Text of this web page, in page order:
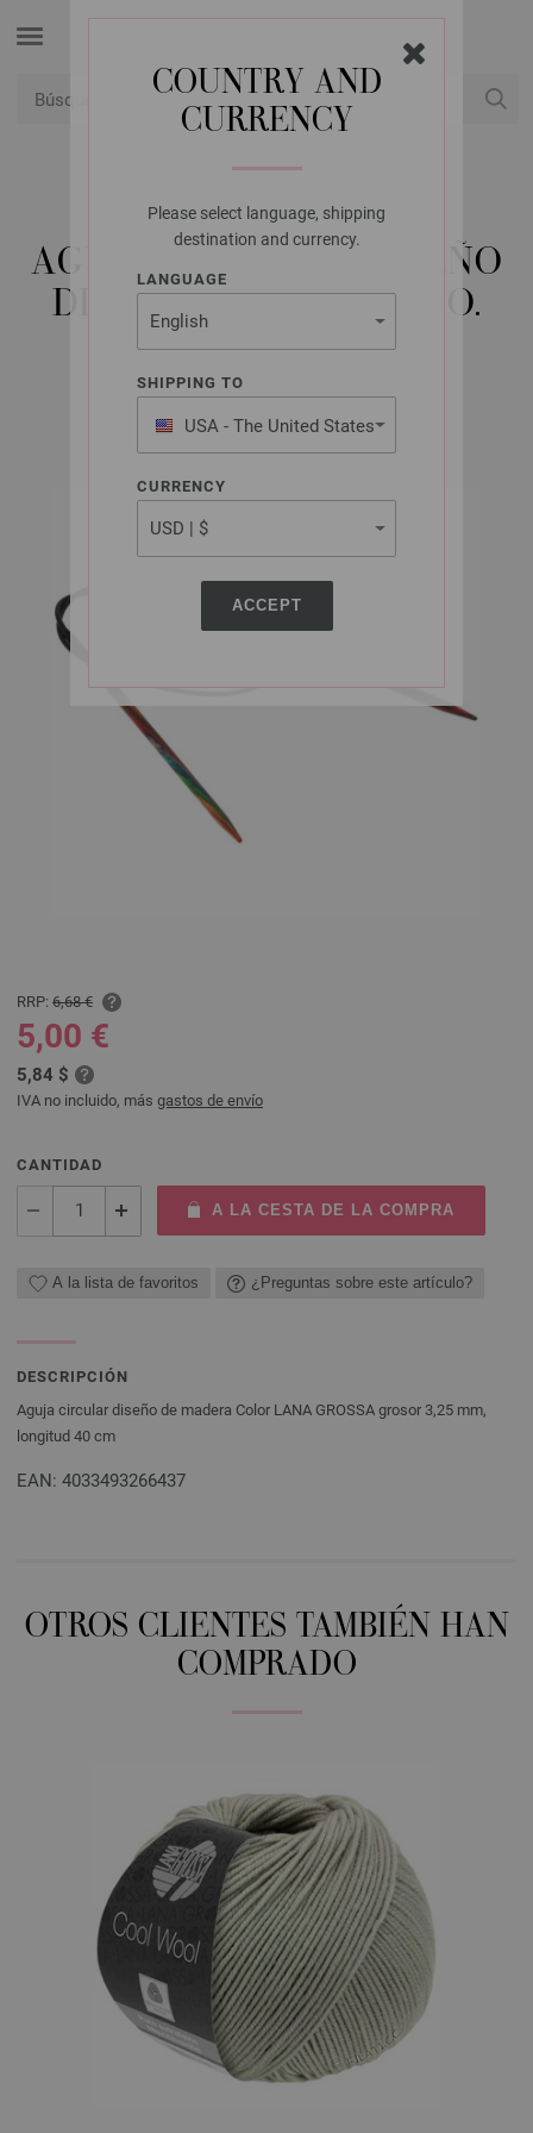
COUNTRY AND
CURRENCY
Please select language, shipping
destination and currency.
LANGUAGE
SHIPPING TO
USA - The United States
of America
CURRENCY
ACCEPT
LANA GROSSA
AGUJA CIRCULAR DISEÑO
DE MADERA COLOR NO.
3,25/40CM
RRP: 6,68 €
5,00 €
5,84 $
IVA no incluido, más gastos de envío
CANTIDAD
A LA CESTA DE LA COMPRA
A la lista de favoritos ¿Preguntas sobre este artículo?
DESCRIPCIÓN
Aguja circular diseño de madera Color LANA GROSSA grosor 3,25 mm,
longitud 40 cm
EAN: 4033493266437
OTROS CLIENTES TAMBIÉN HAN
COMPRADO